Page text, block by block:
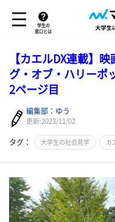
学生の
窓口とは
【カエルDX連載】
グ・オブ・ハリーポ
2ページ目
編集部：ゆう
更新:2023/11/02
タグ： 大学生の社会見学 カ